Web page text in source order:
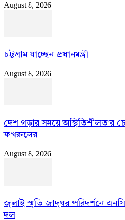
August 8, 2026
চট্টগ্রাম যাচ্ছেন প্রধানমন্ত্রী
August 8, 2026
দেশ গড়ার সময়ে অস্থিতিশীলতার
ফখরুলের
August 8, 2026
জুলাই স্মৃতি জাদুঘর পরিদর্শনে
দল